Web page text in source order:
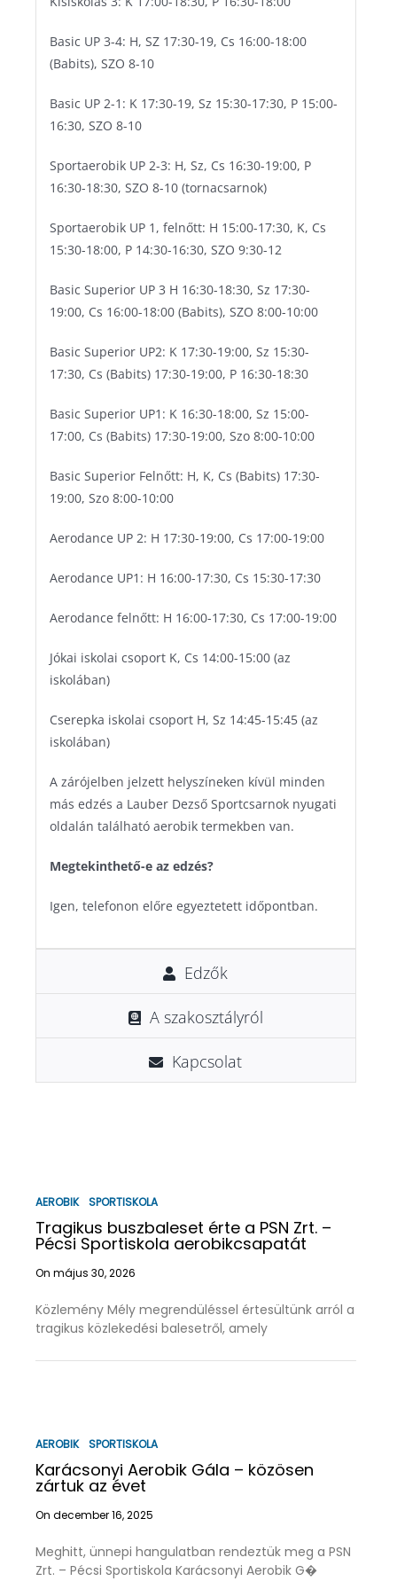
Várkői Ferenc Diáksport Központ
Rövidpályás gyorskorcsolya
Torna
Triatlon
Úszás
Vízilabda
Triatlon
Basic UP 3-4: H, SZ 17:30-19, Cs 16:00-18:00
(Babits), SZO 8-10
Basic UP 2-1: K 17:30-19, Sz 15:30-17:30, P 15:00-
16:30, SZO 8-10
Sportaerobik UP 2-3: H, Sz, Cs 16:30-19:00, P
16:30-18:30, SZO 8-10 (tornacsarnok)
Sportaerobik UP 1, felnőtt: H 15:00-17:30, K, Cs
15:30-18:00, P 14:30-16:30, SZO 9:30-12
Basic Superior UP 3 H 16:30-18:30, Sz 17:30-
19:00, Cs 16:00-18:00 (Babits), SZO 8:00-10:00
Basic Superior UP2: K 17:30-19:00, Sz 15:30-
17:30, Cs (Babits) 17:30-19:00, P 16:30-18:30
Basic Superior UP1: K 16:30-18:00, Sz 15:00-
17:00, Cs (Babits) 17:30-19:00, Szo 8:00-10:00
Basic Superior Felnőtt: H, K, Cs (Babits) 17:30-
19:00, Szo 8:00-10:00
Aerodance UP 2: H 17:30-19:00, Cs 17:00-19:00
Aerodance UP1: H 16:00-17:30, Cs 15:30-17:30
Aerodance felnőtt: H 16:00-17:30, Cs 17:00-19:00
Jókai iskolai csoport K, Cs 14:00-15:00 (az
iskolában)
Cserepka iskolai csoport H, Sz 14:45-15:45 (az
iskolában)
A zárójelben jelzett helyszíneken kívül minden
más edzés a Lauber Dezső Sportcsarnok nyugati
oldalán található aerobik termekben van.
Megtekinthető-e az edzés?
Igen, telefonon előre egyeztetett időpontban.
Edzők
A szakosztályról
Kapcsolat
AEROBIK SPORTISKOLA
Tragikus buszbaleset érte a PSN Zrt. –
Pécsi Sportiskola aerobikcsapatát
On május 30, 2026
Közlemény Mély megrendüléssel értesültünk arról a
tragikus közlekedési balesetről, amely
AEROBIK SPORTISKOLA
Karácsonyi Aerobik Gála – közösen
zártuk az évet
On december 16, 2025
Meghitt, ünnepi hangulatban rendeztük meg a PSN
Zrt. – Pécsi Sportiskola Karácsonyi Aerobik G�